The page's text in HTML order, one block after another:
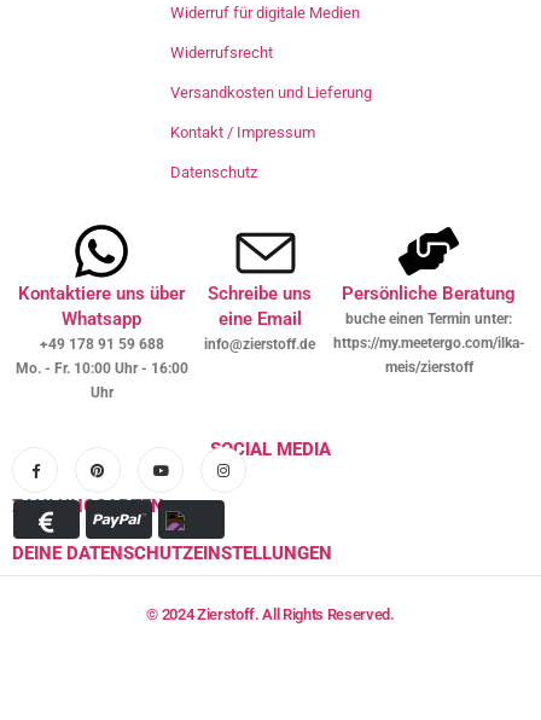
Widerruf für digitale Medien
Widerrufsrecht
Versandkosten und Lieferung
Kontakt / Impressum
Datenschutz
Kontaktiere uns über
Whatsapp
+49 178 91 59 688
Mo. - Fr. 10:00 Uhr - 16:00
Uhr
Schreibe uns
eine Email
info@zierstoff.de
Persönliche Beratung
buche einen Termin unter:
https://my.meetergo.com/ilka-
meis/zierstoff
SOCIAL MEDIA
ZAHLUNGSARTEN
DEINE DATENSCHUTZEINSTELLUNGEN
© 2024 Zierstoff. All Rights Reserved.